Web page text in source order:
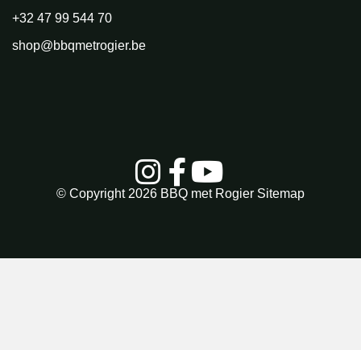
+32 47 99 544 70
shop@bbqmetrogier.be
© Copyright 2026 BBQ met Rogier Sitemap